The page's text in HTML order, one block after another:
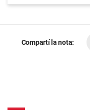
Compartí la nota: